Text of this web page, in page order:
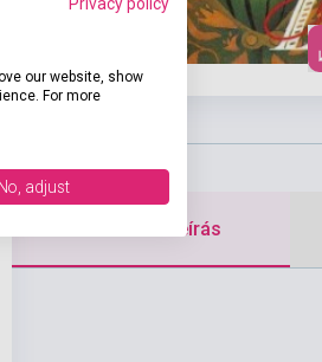
Részletes leírás
our website, show
For more
adjust